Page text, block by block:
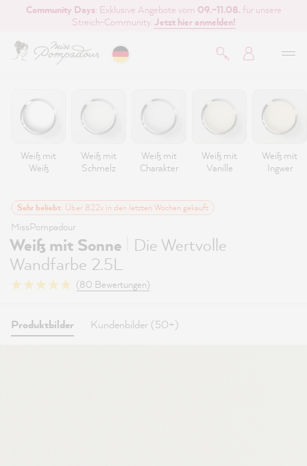
springen
Community Days: Exklusive Angebote vom 09.–11.08. für unsere
Streich-Community. Jetzt hier anmelden!
Weiß mit
Weiß
Weiß mit
Schmelz
Weiß mit
Charakter
Weiß mit
Vanille
Weiß mit
Ingwer
Sehr beliebt: Über 822x in den letzten Wochen gekauft
MissPompadour
Weiß mit Sonne
Die Wertvolle
Wandfarbe 2.5L
(80 Bewertungen)
Produktbilder Kundenbilder (50+)